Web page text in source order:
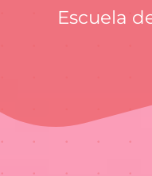
Escuela